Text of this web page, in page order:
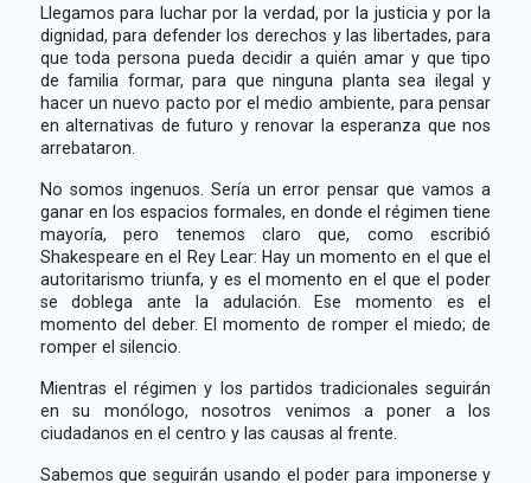
Llegamos para luchar por la verdad, por la justicia y por la
dignidad, para defender los derechos y las libertades, para
que toda persona pueda decidir a quién amar y que tipo
de familia formar, para que ninguna planta sea ilegal y
hacer un nuevo pacto por el medio ambiente, para pensar
en alternativas de futuro y renovar la esperanza que nos
arrebataron.
No somos ingenuos. Sería un error pensar que vamos a
ganar en los espacios formales, en donde el régimen tiene
mayoría, pero tenemos claro que, como escribió
Shakespeare en el Rey Lear: Hay un momento en el que el
autoritarismo triunfa, y es el momento en el que el poder
se doblega ante la adulación. Ese momento es el
momento del deber. El momento de romper el miedo; de
romper el silencio.
Mientras el régimen y los partidos tradicionales seguirán
en su monólogo, nosotros venimos a poner a los
ciudadanos en el centro y las causas al frente.
Sabemos que seguirán usando el poder para imponerse y